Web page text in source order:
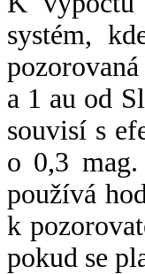
systém,
a 1 au od
souvisí s
o 0,3 mag.
používá
k
pokud se